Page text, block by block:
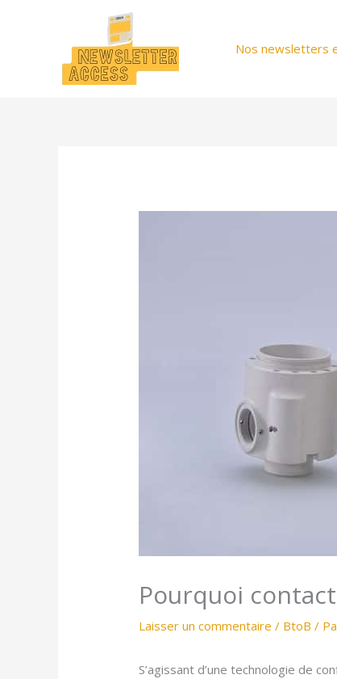
Nos newsletters
Pourquoi
Laisser un commentaire / BtoB /
S’agissant d’une technologie de